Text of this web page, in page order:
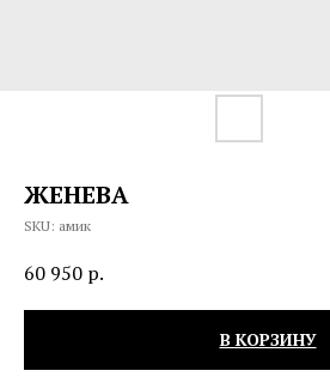
ЖЕНЕВА
SKU: амик
60 950 р.
В КОРЗИНУ